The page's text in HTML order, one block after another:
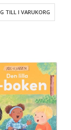
TILL I VARUKORG